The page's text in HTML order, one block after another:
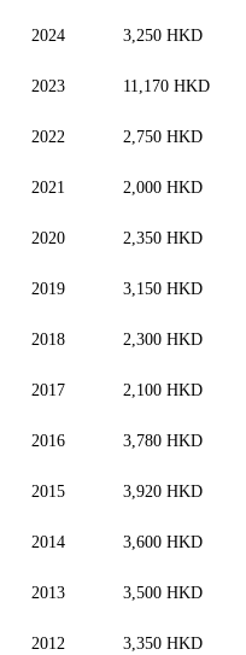
2024 3,250 HKD
2023 11,170 HKD
2022 2,750 HKD
2021 2,000 HKD
2020 2,350 HKD
2019 3,150 HKD
2018 2,300 HKD
2017 2,100 HKD
2016 3,780 HKD
2015 3,920 HKD
2014 3,600 HKD
2013 3,500 HKD
2012 3,350 HKD